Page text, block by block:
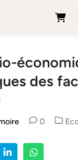
des
0